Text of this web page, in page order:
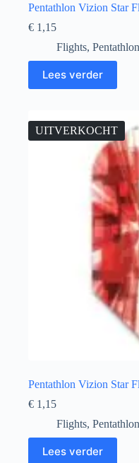
Pentathlon Vizion Star
€ 1,15
Flights,
Lees verder
UITVERKOCHT
Pentathlon Vizion Star
€ 1,15
Flights,
Lees verder